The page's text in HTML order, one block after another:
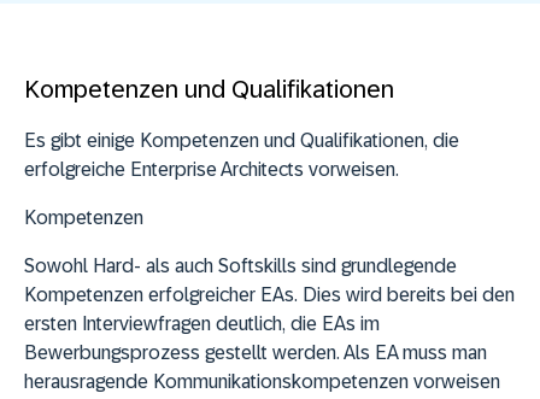
Kompetenzen und Qualifikationen
Es gibt einige Kompetenzen und Qualifikationen, die
erfolgreiche EnterpriseArchitects vorweisen.
Kompetenzen
Sowohl Hard- als auch Softskills sind grundlegende
Kompetenzen erfolgreicher EAs. Dies wird bereits bei den
ersten Interviewfragen deutlich, die EAs im
Bewerbungsprozess gestellt werden. Als EA muss man
herausragende Kommunikationskompetenzen vorweisen